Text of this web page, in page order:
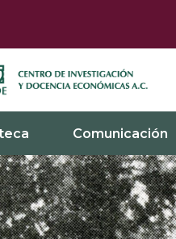
Comunicación